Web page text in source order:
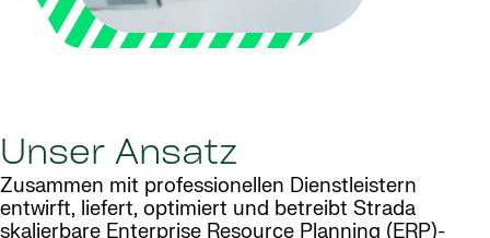
Unser Ansatz
Zusammen mit professionellen Dienstleistern
entwirft, liefert, optimiert und betreibt Strada
skalierbare Enterprise Resource Planning (ERP)-